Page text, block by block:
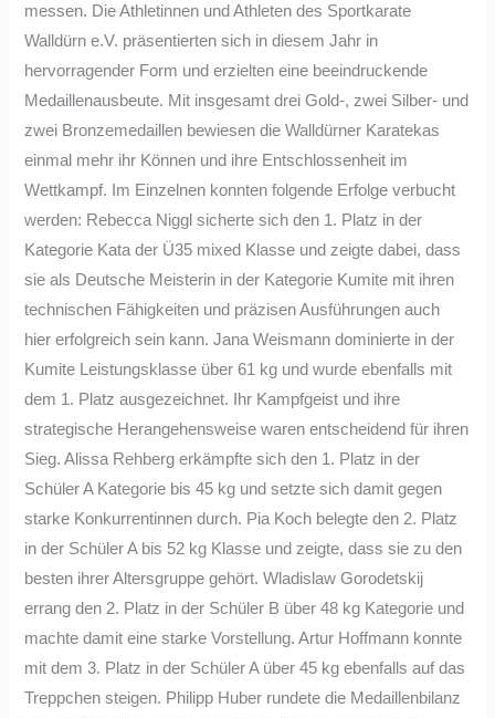
messen. Die Athletinnen und Athleten des Sportkarate
Walldürn e.V. präsentierten sich in diesem Jahr in
hervorragender Form und erzielten eine beeindruckende
Medaillenausbeute. Mit insgesamt drei Gold-, zwei Silber- und
zwei Bronzemedaillen bewiesen die Walldürner Karatekas
einmal mehr ihr Können und ihre Entschlossenheit im
Wettkampf. Im Einzelnen konnten folgende Erfolge verbucht
werden: Rebecca Niggl sicherte sich den 1. Platz in der
Kategorie Kata der Ü35 mixed Klasse und zeigte dabei, dass
sie als Deutsche Meisterin in der Kategorie Kumite mit ihren
technischen Fähigkeiten und präzisen Ausführungen auch
hier erfolgreich sein kann. Jana Weismann dominierte in der
Kumite Leistungsklasse über 61 kg und wurde ebenfalls mit
dem 1. Platz ausgezeichnet. Ihr Kampfgeist und ihre
strategische Herangehensweise waren entscheidend für ihren
Sieg. Alissa Rehberg erkämpfte sich den 1. Platz in der
Schüler A Kategorie bis 45 kg und setzte sich damit gegen
starke Konkurrentinnen durch. Pia Koch belegte den 2. Platz
in der Schüler A bis 52 kg Klasse und zeigte, dass sie zu den
besten ihrer Altersgruppe gehört. Wladislaw Gorodetskij
errang den 2. Platz in der Schüler B über 48 kg Kategorie und
machte damit eine starke Vorstellung. Artur Hoffmann konnte
mit dem 3. Platz in der Schüler A über 45 kg ebenfalls auf das
Treppchen steigen. Philipp Huber rundete die Medaillenbilanz